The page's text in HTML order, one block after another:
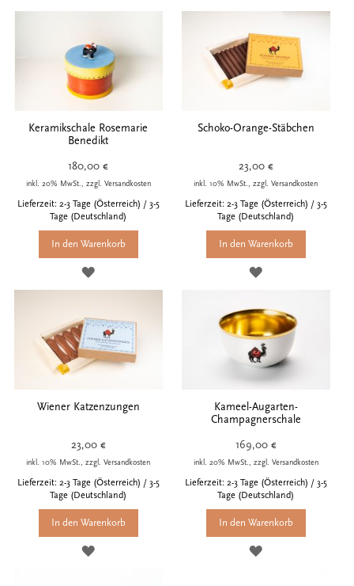
HINZUFÜGEN HINZUFÜGEN
Keramikschale Rosemarie
Benedikt
180,00 €
inkl. 20% MwSt., zzgl. Versandkosten
Lieferzeit: 2-3 Tage (Österreich) / 3-5
Tage (Deutschland)
In den Warenkorb
ZUR
HINZUFÜGEN
Schoko-Orange-Stäbchen
23,00 €
inkl. 10% MwSt., zzgl. Versandkosten
Lieferzeit: 2-3 Tage (Österreich) / 3-5
Tage (Deutschland)
In den Warenkorb
ZUR
HINZUFÜGEN
Wiener Katzenzungen
23,00 €
inkl. 10% MwSt., zzgl. Versandkosten
Lieferzeit: 2-3 Tage (Österreich) / 3-5
Tage (Deutschland)
In den Warenkorb
ZUR
Kameel-Augarten-
Champagnerschale
169,00 €
inkl. 20% MwSt., zzgl. Versandkosten
Lieferzeit: 2-3 Tage (Österreich) / 3-5
Tage (Deutschland)
In den Warenkorb
ZUR